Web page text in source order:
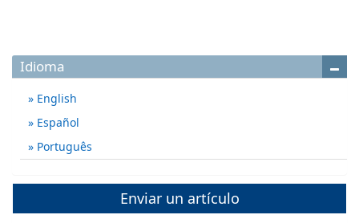
Idioma
English
Español
Português
Enviar un artículo